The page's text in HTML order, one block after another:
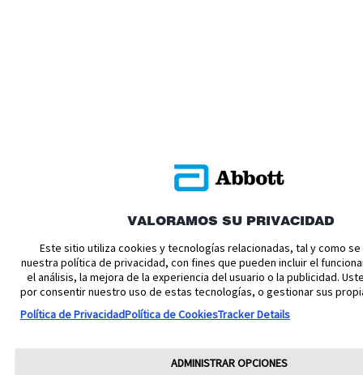
VALORAMOS SU PRIVACIDAD
Este sitio utiliza cookies y tecnologías relacionadas, tal y como
nuestra política de privacidad, con fines que pueden incluir el
el análisis, la mejora de la experiencia del usuario o la publicidad.
por consentir nuestro uso de estas tecnologías, o gestionar sus
Política de PrivacidadPolítica de CookiesTracker Details
ADMINISTRAR OPCIONES